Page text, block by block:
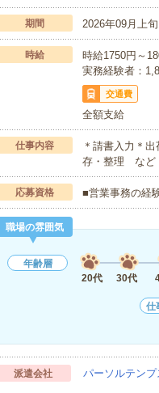
期間 2026年09月上
時給
時給1750円～
実務経験者：
交通費
全額支給
仕事内容
＊請書入力＊
存・整理 など
応募資格 ■営業事務の経
職場の雰囲気
年齢層
20代
30代
仕
派遣会社 パーソルテン